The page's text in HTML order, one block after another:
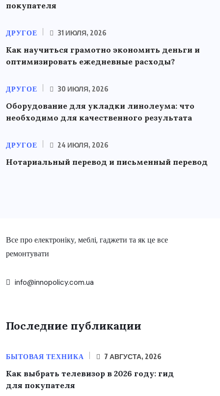
покупателя
ДРУГОЕ 31 ИЮЛЯ, 2026
Как научиться грамотно экономить деньги и
оптимизировать ежедневные расходы?
ДРУГОЕ 30 ИЮЛЯ, 2026
Оборудование для укладки линолеума: что
необходимо для качественного результата
ДРУГОЕ 24 ИЮЛЯ, 2026
Нотариальный перевод и письменный перевод
Все про електроніку, меблі, гаджети та як це все
ремонтувати
info@innopolicy.com.ua
Последние публикации
БЫТОВАЯ ТЕХНИКА 7 АВГУСТА, 2026
Как выбрать телевизор в 2026 году: гид
для покупателя